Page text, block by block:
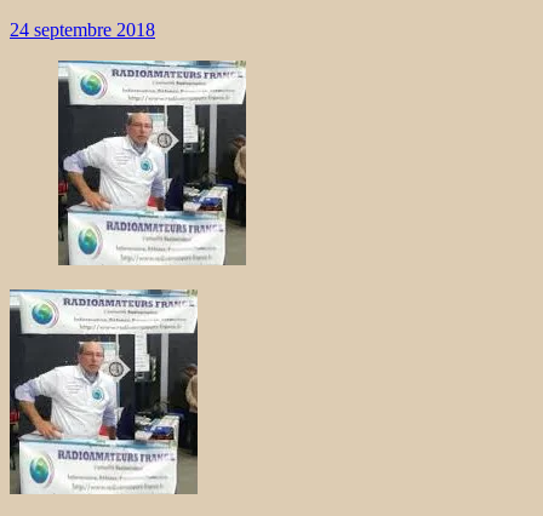
24 septembre 2018